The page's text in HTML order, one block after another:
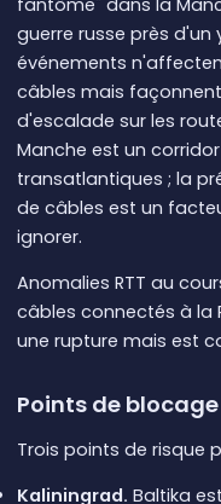
fantôme" dans la
guerre russe près
événements
câbles mais
d'escalade sur les
Manche est un
transatlantiques ; la
de câbles est un
ignorer.
Anomalies RTT au
câbles connectés à la
une rupture mais est
Points de
Trois points de risque
Kaliningrad. Baltika